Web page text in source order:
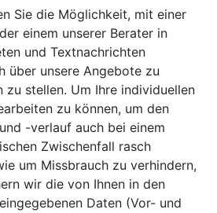
Sie die Möglichkeit, mit einer
einem unserer Berater in
und Textnachrichten
über unsere Angebote zu
zu stellen. Um Ihre individuellen
zu können, um den
-verlauf auch bei einem
Zwischenfall rasch
um Missbrauch zu verhindern,
wir die von Ihnen in den
Daten (Vor- und